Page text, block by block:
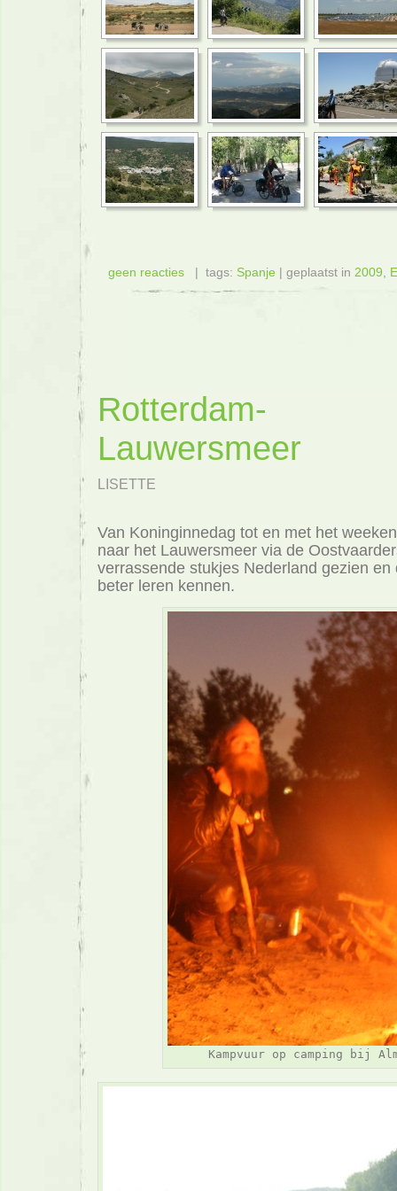
geen reacties | tags: Spanje | geplaatst in 2009,
Rotterdam-
Lauwersmeer
LISETTE
Van Koninginnedag tot en met het
naar het Lauwersmeer via de
verrassende stukjes Nederland gezien en
beter leren kennen.
Kampvuur op camping bij